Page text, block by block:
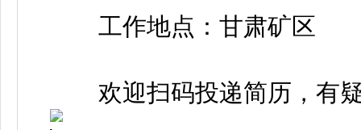
工作地点：甘肃矿区
欢迎扫码投递简历，有疑